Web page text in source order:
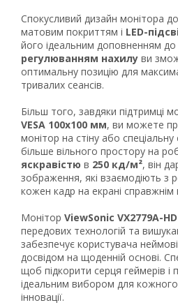
Спокусливий дизайн монітора
матовим покриттям і LED-
його ідеальним доповненням до
регулюванням нахилу ви
оптимальну позицію для
тривалих сеансів.
Більш того, завдяки підтримці
VESA 100x100 мм, ви можете
монітор на стіну або
більше вільного простору на
яскравістю в 250 кд/м², він
зображення, які взаємодіють з
кожен кадр на екрані
Монітор ViewSonic VX2779A-
передових технологій та
забезпечує користувача
досвідом на щоденній основі.
щоб підкорити серця геймерів і
ідеальним вибором для кожного,
інновації.